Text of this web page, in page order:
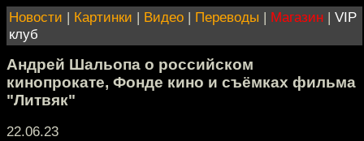
Новости | Картинки | Видео | Переводы | Магазин | VIP
клуб
Андрей Шальопа о российском
кинопрокате, Фонде кино и съёмках фильма
"Литвяк"
22.06.23